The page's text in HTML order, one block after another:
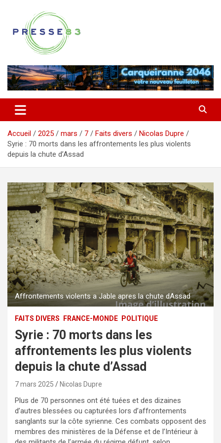
contenu
Presse 83
Accueil 2025 mars 7 Faits divers
Nicolas Dupre
Syrie : 70 morts dans les affrontements les plus violents
depuis la chute d’Assad
Affrontements violents a Jable apres la chute dAssad
FAITS DIVERS FRANCE-MONDE POLITIQUE
Syrie : 70 morts dans les
affrontements les plus violents
depuis la chute d’Assad
7 mars 2025 Nicolas Dupre
Plus de 70 personnes ont été tuées et des dizaines
d’autres blessées ou capturées lors d’affrontements
sanglants sur la côte syrienne. Ces combats opposent des
membres des ministères de la Défense et de l’Intérieur à